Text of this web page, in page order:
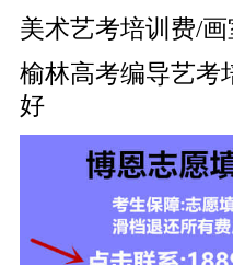
美术艺考培训费/
榆林高考编导艺考
好